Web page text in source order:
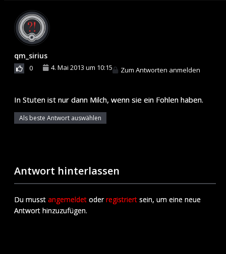
qm_sirius
0 4. Mai 2013 um 10:15 Zum Antworten anmelden
In Stuten ist nur dann Milch, wenn sie ein Fohlen haben.
Als beste Antwort auswählen
Antwort hinterlassen
Du musst angemeldet oderregistriert sein, um eine neue
Antwort hinzuzufügen.